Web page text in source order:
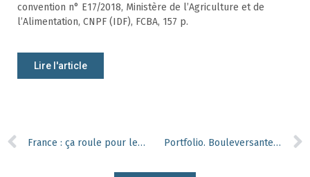
convention n° E17/2018, Ministère de l’Agriculture et de
l’Alimentation, CNPF (IDF), FCBA, 157 p.
Lire l'article
France : ça roule pour les bois ronds Portfolio. Bouleversante diversité : les jeunes dessinent la biodiversité !